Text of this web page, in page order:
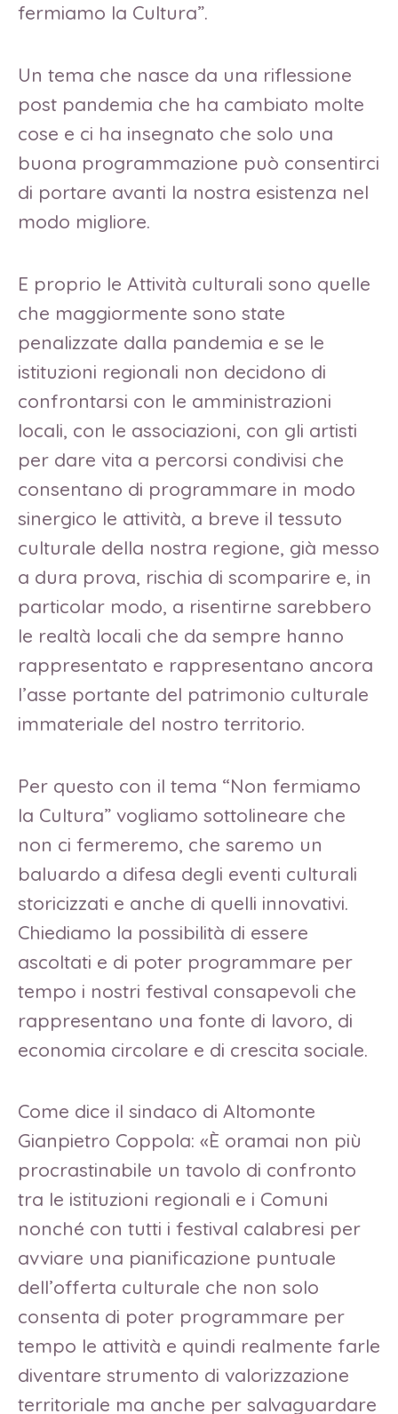
fermiamo la Cultura”.
Un tema che nasce da una riflessione
post pandemia che ha cambiato molte
cose e ci ha insegnato che solo una
buona programmazione può consentirci
di portare avanti la nostra esistenza nel
modo migliore.
E proprio le Attività culturali sono quelle
che maggiormente sono state
penalizzate dalla pandemia e se le
istituzioni regionali non decidono di
confrontarsi con le amministrazioni
locali, con le associazioni, con gli artisti
per dare vita a percorsi condivisi che
consentano di programmare in modo
sinergico le attività, a breve il tessuto
culturale della nostra regione, già messo
a dura prova, rischia di scomparire e, in
particolar modo, a risentirne sarebbero
le realtà locali che da sempre hanno
rappresentato e rappresentano ancora
l’asse portante del patrimonio culturale
immateriale del nostro territorio.
Per questo con il tema “Non fermiamo
la Cultura” vogliamo sottolineare che
non ci fermeremo, che saremo un
baluardo a difesa degli eventi culturali
storicizzati e anche di quelli innovativi.
Chiediamo la possibilità di essere
ascoltati e di poter programmare per
tempo i nostri festival consapevoli che
rappresentano una fonte di lavoro, di
economia circolare e di crescita sociale.
Come dice il sindaco di Altomonte
Gianpietro Coppola: «È oramai non più
procrastinabile un tavolo di confronto
tra le istituzioni regionali e i Comuni
nonché con tutti i festival calabresi per
avviare una pianificazione puntuale
dell’offerta culturale che non solo
consenta di poter programmare per
tempo le attività e quindi realmente farle
diventare strumento di valorizzazione
territoriale ma anche per salvaguardare